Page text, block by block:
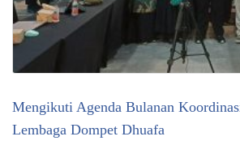
Mengikuti Agenda Bulanan
Lembaga Dompet Dhuafa